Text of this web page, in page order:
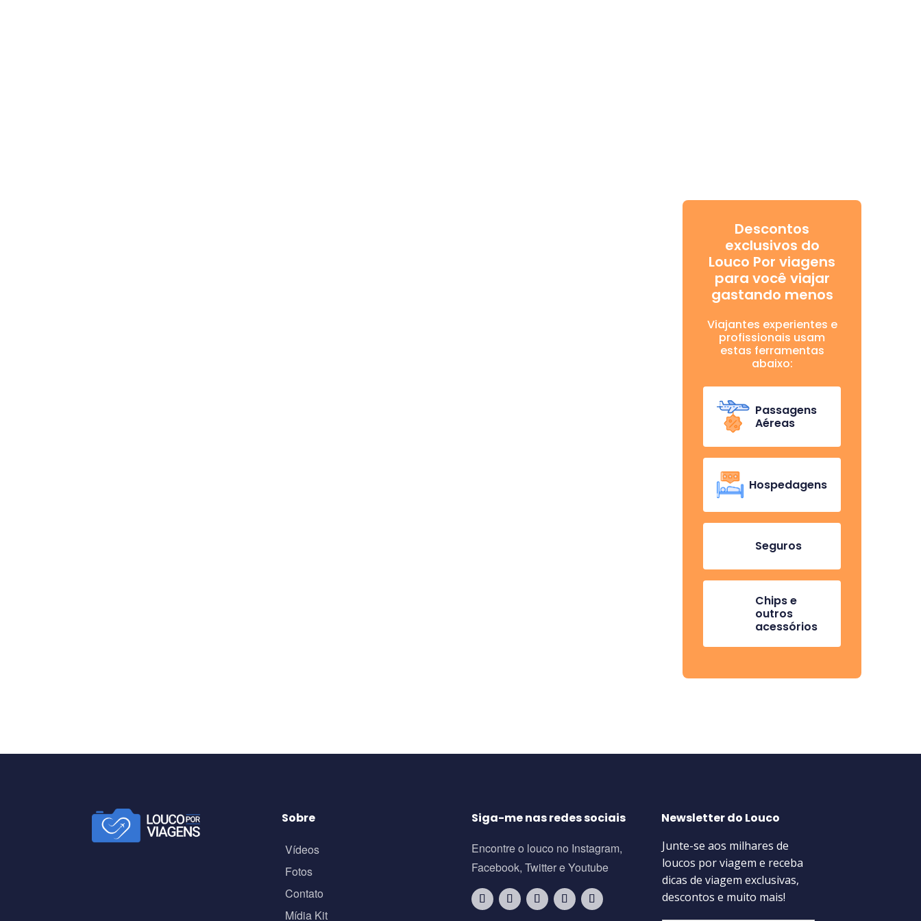
Descontos
exclusivos do
Louco Por viagens
para você viajar
gastando menos
Viajantes experientes e
profissionais usam
estas ferramentas
abaixo:
Passagens
Aéreas
Hospedagens
Seguros
Chips e
outros
acessórios
Sobre
Vídeos
Fotos
Contato
Mídia Kit
Siga-me nas redes sociais
Encontre o louco no Instagram,
Facebook, Twitter e Youtube
Newsletter do Louco